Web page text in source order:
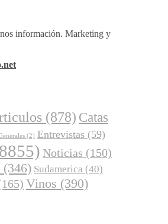
información. Marketing y
(878) Catas
(2) Entrevistas (59)
Noticias (150)
(346) Sudamerica (40)
Vinos (390)